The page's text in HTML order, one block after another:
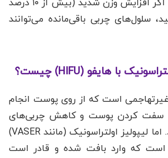
نمی‌گردند. با این حال، اگر افزایش وزن شدید (بیش از ۱۰ درصد
سلول‌های چربی باقی‌مانده می‌توانند
است که از روی پوست انجام
سفت کردن پوست و کاهش چربی‌های
بسیار جزئی کاربرد دارد. اما لیپولیز اولتراسونیک (مانند VASER)
که وارد بافت شده و قادر است